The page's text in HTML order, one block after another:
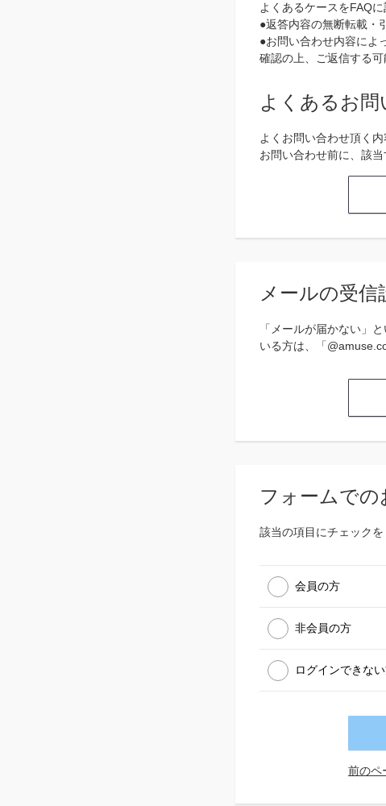
よくあるケースをFAQ
●返答内容の無断転載・
●お問い合わせ内容によ
確認の上、ご返信する可
よくあるお
よくお問い合わせ頂く
お問い合わせ前に、該
メールの受信
「メールが届かない」
いる方は、「
フォームでの
該当の項目にチェック
会員の方
非会員の方
ログインできな
前のペ